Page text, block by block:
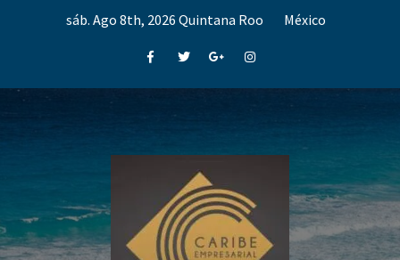
sáb. Ago 8th, 2026 Quintana Roo México
FacebookTwitterGoogle+Instagram